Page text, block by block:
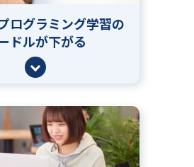
ログラミング学習の
ドルが下がる